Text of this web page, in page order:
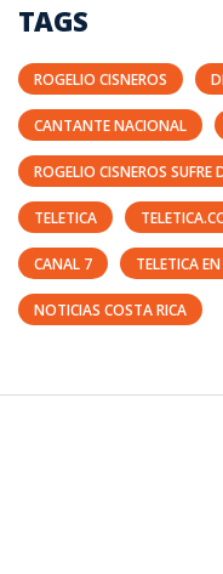
TAGS
ROGELIO CISNEROS
CANTANTE NACIONAL
ROGELIO CISNEROS SUFRE
TELETICA
CANAL 7 TELETICA
NOTICIAS COSTA RICA